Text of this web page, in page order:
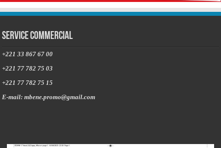
Service commercial
+221 33 867 67 00
+221 77 782 75 03
+221 77 782 75 15
E-mail: mbene.promo@gmail.com